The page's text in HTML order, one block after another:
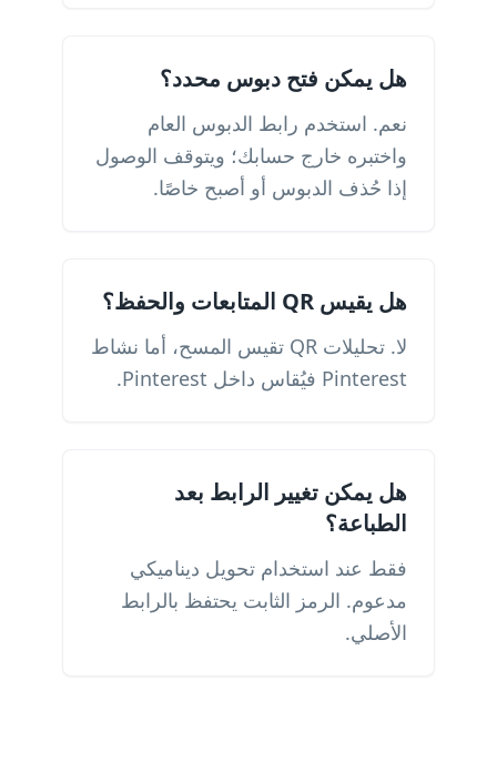
هل يمكن فتح دبوس محدد؟
نعم. استخدم رابط الدبوس العام
واختبره خارج حسابك؛ ويتوقف الوصول
إذا حُذف الدبوس أو أصبح خاصًا.
هل يقيس QR المتابعات والحفظ؟
لا. تحليلات QR تقيس المسح، أما نشاط
Pinterest فيُقاس داخل Pinterest.
هل يمكن تغيير الرابط بعد
الطباعة؟
فقط عند استخدام تحويل ديناميكي
مدعوم. الرمز الثابت يحتفظ بالرابط
الأصلي.